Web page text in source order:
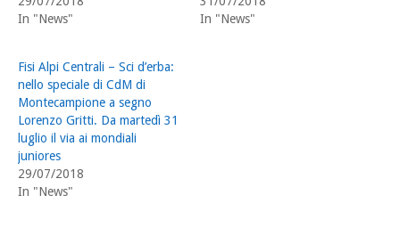
In "News"
In "News"
Fisi Alpi Centrali – Sci d’erba:
nello speciale di CdM di
Montecampione a segno
Lorenzo Gritti. Da martedì 31
luglio il via ai mondiali
juniores
29/07/2018
In "News"